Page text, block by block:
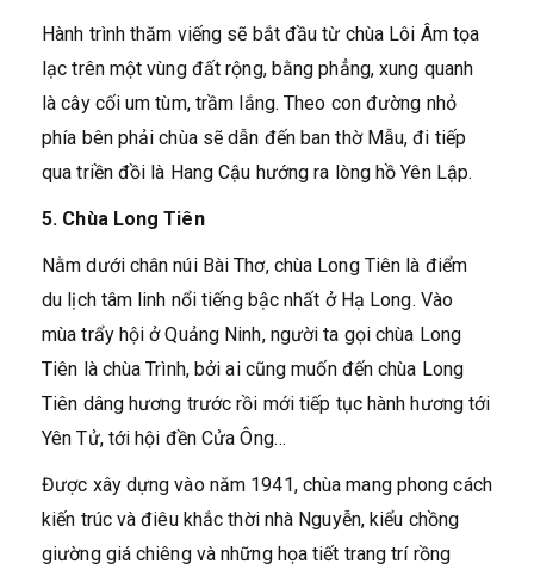
Hành trình thăm viếng sẽ bắt đầu từ chùa Lôi Âm tọa
lạc trên một vùng đất rộng, bằng phẳng, xung quanh
là cây cối um tùm, trầm lắng. Theo con đường nhỏ
phía bên phải chùa sẽ dẫn đến ban thờ Mẫu, đi tiếp
qua triền đồi là Hang Cậu hướng ra lòng hồ Yên Lập.
5. Chùa Long Tiên
Nằm dưới chân núi Bài Thơ, chùa Long Tiên là điểm
du lịch tâm linh nổi tiếng bậc nhất ở Hạ Long. Vào
mùa trẩy hội ở Quảng Ninh, người ta gọi chùa Long
Tiên là chùa Trình, bởi ai cũng muốn đến chùa Long
Tiên dâng hương trước rồi mới tiếp tục hành hương tới
Yên Tử, tới hội đền Cửa Ông…
Được xây dựng vào năm 1941, chùa mang phong cách
kiến trúc và điêu khắc thời nhà Nguyễn, kiểu chồng
giường giá chiêng và những họa tiết trang trí rồng